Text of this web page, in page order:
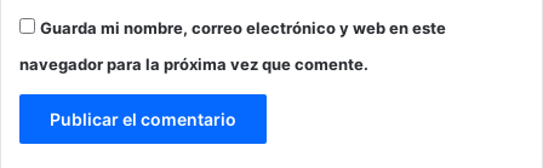
Guarda mi nombre, correo electrónico y web en este
navegador para la próxima vez que comente.